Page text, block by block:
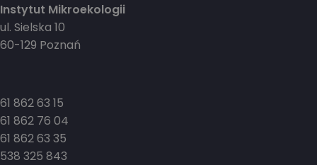
Instytut Mikroekologii
ul. Sielska 10
60-129 Poznań
61 862 63 15
61 862 76 04
61 862 63 35
538 325 843